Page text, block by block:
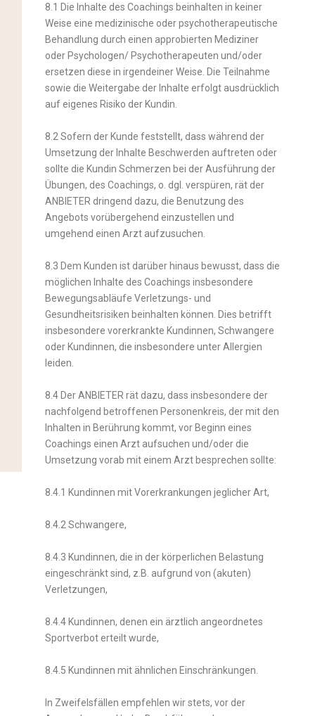
8.1 Die Inhalte des Coachings beinhalten in keiner
Weise eine medizinische oder psychotherapeutische
Behandlung durch einen approbierten Mediziner
oder Psychologen/ Psychotherapeuten und/oder
ersetzen diese in irgendeiner Weise. Die Teilnahme
sowie die Weitergabe der Inhalte erfolgt ausdrücklich
auf eigenes Risiko der Kundin.
8.2 Sofern der Kunde feststellt, dass während der
Umsetzung der Inhalte Beschwerden auftreten oder
sollte die Kundin Schmerzen bei der Ausführung der
Übungen, des Coachings, o. dgl. verspüren, rät der
ANBIETER dringend dazu, die Benutzung des
Angebots vorübergehend einzustellen und
umgehend einen Arzt aufzusuchen.
8.3 Dem Kunden ist darüber hinaus bewusst, dass die
möglichen Inhalte des Coachings insbesondere
Bewegungsabläufe Verletzungs- und
Gesundheitsrisiken beinhalten können. Dies betrifft
insbesondere vorerkrankte Kundinnen, Schwangere
oder Kundinnen, die insbesondere unter Allergien
leiden.
8.4 Der ANBIETER rät dazu, dass insbesondere der
nachfolgend betroffenen Personenkreis, der mit den
Inhalten in Berührung kommt, vor Beginn eines
Coachings einen Arzt aufsuchen und/oder die
Umsetzung vorab mit einem Arzt besprechen sollte:
8.4.1 Kundinnen mit Vorerkrankungen jeglicher Art,
8.4.2 Schwangere,
8.4.3 Kundinnen, die in der körperlichen Belastung
eingeschränkt sind, z.B. aufgrund von (akuten)
Verletzungen,
8.4.4 Kundinnen, denen ein ärztlich angeordnetes
Sportverbot erteilt wurde,
8.4.5 Kundinnen mit ähnlichen Einschränkungen.
In Zweifelsfällen empfehlen wir stets, vor der